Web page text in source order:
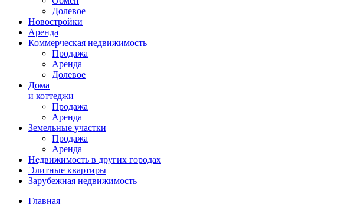
Долевое
Новостройки
Аренда
Коммерческая недвижимость
Продажа
Аренда
Долевое
Дома
и коттеджи
Продажа
Аренда
Земельные участки
Продажа
Аренда
Недвижимость в других городах
Элитные квартиры
Зарубежная недвижимость
Главная